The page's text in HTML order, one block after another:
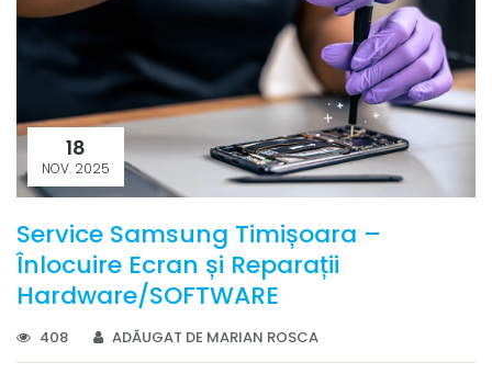
18
NOV. 2025
Service Samsung Timișoara –
Înlocuire Ecran și Reparații
Hardware/SOFTWARE
408 ADĂUGAT DE MARIAN ROSCA